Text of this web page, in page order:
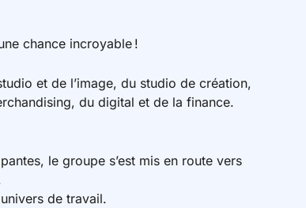
chance incroyable !
et de l’image, du studio de création,
du digital et de la finance.
le groupe s’est mis en route vers
de travail.